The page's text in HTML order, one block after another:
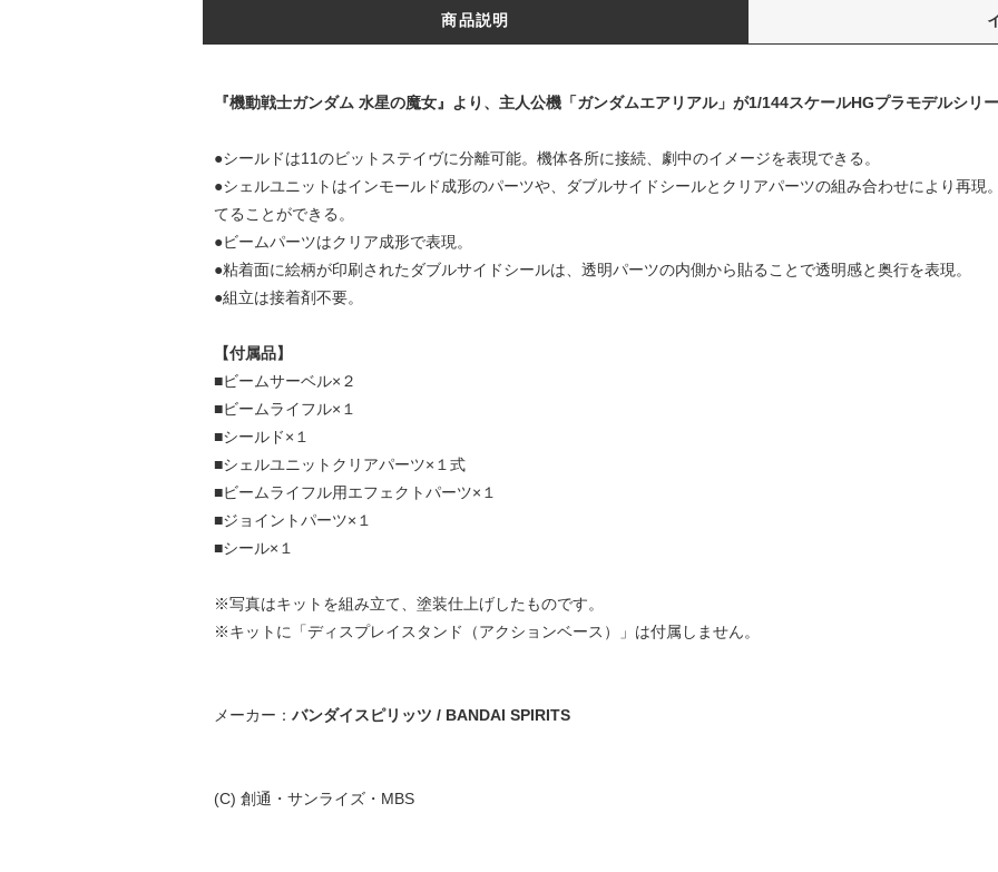
商品説明
『機動戦士ガンダム 水星の魔女』より、主人公機「ガンダムエアリアル」が1/144スケールHGプラモデルシリ
●シールドは11のビットステイヴに分離可能。機体各所に接続、劇中のイメージを表現できる。
●シェルユニットはインモールド成形のパーツや、ダブルサイドシールとクリアパーツの組み合わせにより再現
てることができる。
●ビームパーツはクリア成形で表現。
●粘着面に絵柄が印刷されたダブルサイドシールは、透明パーツの内側から貼ることで透明感と奥行を表現。
●組立は接着剤不要。
【付属品】
■ビームサーベル×２
■ビームライフル×１
■シールド×１
■シェルユニットクリアパーツ×１式
■ビームライフル用エフェクトパーツ×１
■ジョイントパーツ×１
■シール×１
※写真はキットを組み立て、塗装仕上げしたものです。
※キットに「ディスプレイスタンド（アクションベース）」は付属しません。
メーカー： バンダイスピリッツ / BANDAI SPIRITS
(C) 創通・サンライズ・MBS